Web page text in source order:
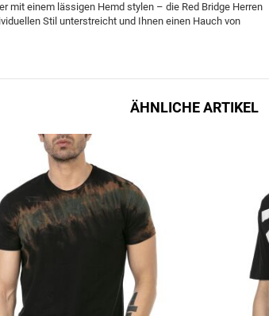
mit einem lässigen Hemd stylen – die Red Bridge Herren
Stil unterstreicht und Ihnen einen Hauch von
ÄHNLICHE ARTIKEL